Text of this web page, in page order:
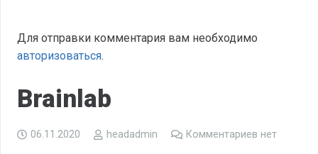
Для отправки комментария вам необходимо
авторизоваться.
Brainlab
06.11.2020 headadmin Комментариев нет